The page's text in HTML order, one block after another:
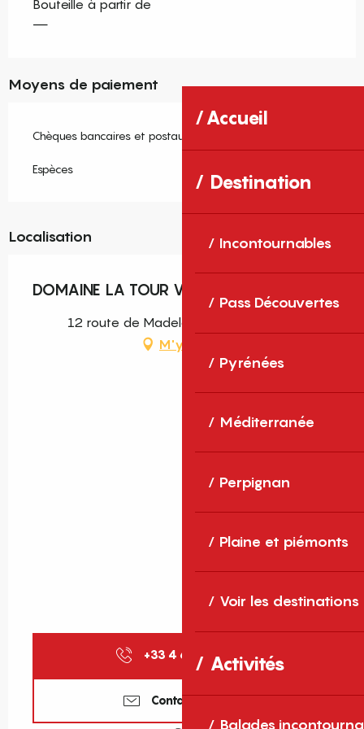
Accueil
Destination
Incontournables
Pass Découvertes
Pyrénées
Méditerranée
Perpignan
Plaine et piémonts
Voir les destinations
Activités
Balades
Bouteille à partir de
—
Moyens de paiement
Chèques bancaires et postaux
Espèces
Localisation
DOMAINE LA TOUR VIEILLE
12 route de Madeloc, 66190 Collioure
M'y rendre
+33 4 68 82 44 ▒▒
Contactez-nous